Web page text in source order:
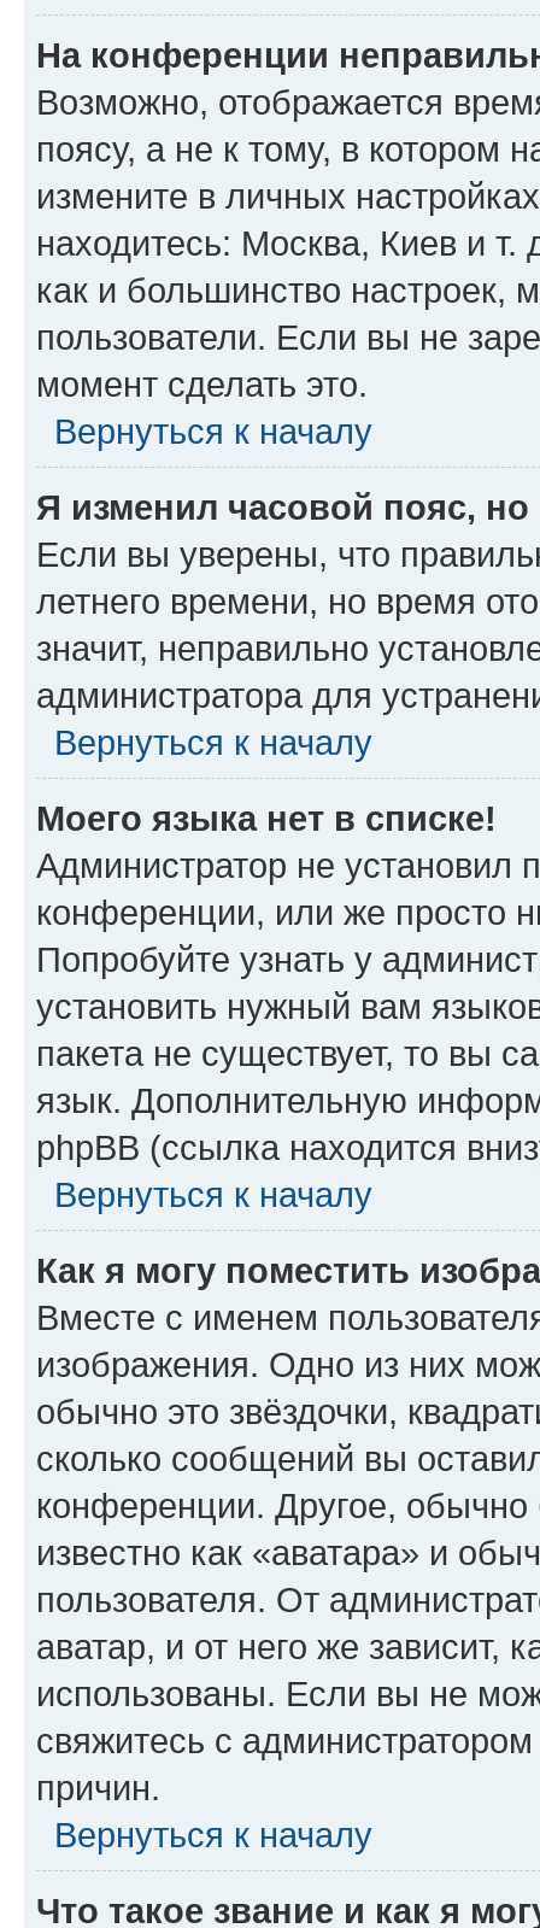
На конференции
Возможно, отображается
поясу, а не к тому, в котором
измените в личных
находитесь: Москва, Киев и т.
как и большинство настроек,
пользователи. Если вы не
момент сделать это.
Вернуться к началу
Я изменил часовой пояс,
Если вы уверены, что
летнего времени, но время
значит, неправильно
администратора для
Вернуться к началу
Моего языка нет в списке!
Администратор не установил
конференции, или же просто
Попробуйте узнать у
установить нужный вам
пакета не существует, то вы
язык. Дополнительную
phpBB (ссылка находится
Вернуться к началу
Как я могу поместить
Вместе с именем
изображения. Одно из них
обычно это звёздочки,
сколько сообщений вы
конференции. Другое,
известно как «аватара» и
пользователя. От
аватар, и от него же зависит,
использованы. Если вы не
свяжитесь с
причин.
Вернуться к началу
Что такое звание и как я